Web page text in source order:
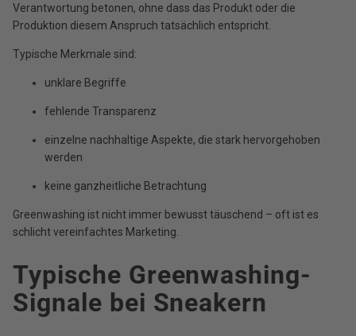
Verantwortung betonen, ohne dass das Produkt oder die
Produktion diesem Anspruch tatsächlich entspricht.
Typische Merkmale sind:
unklare Begriffe
fehlende Transparenz
einzelne nachhaltige Aspekte, die stark hervorgehoben
werden
keine ganzheitliche Betrachtung
Greenwashing ist nicht immer bewusst täuschend – oft ist es
schlicht vereinfachtes Marketing.
Typische Greenwashing-
Signale bei Sneakern